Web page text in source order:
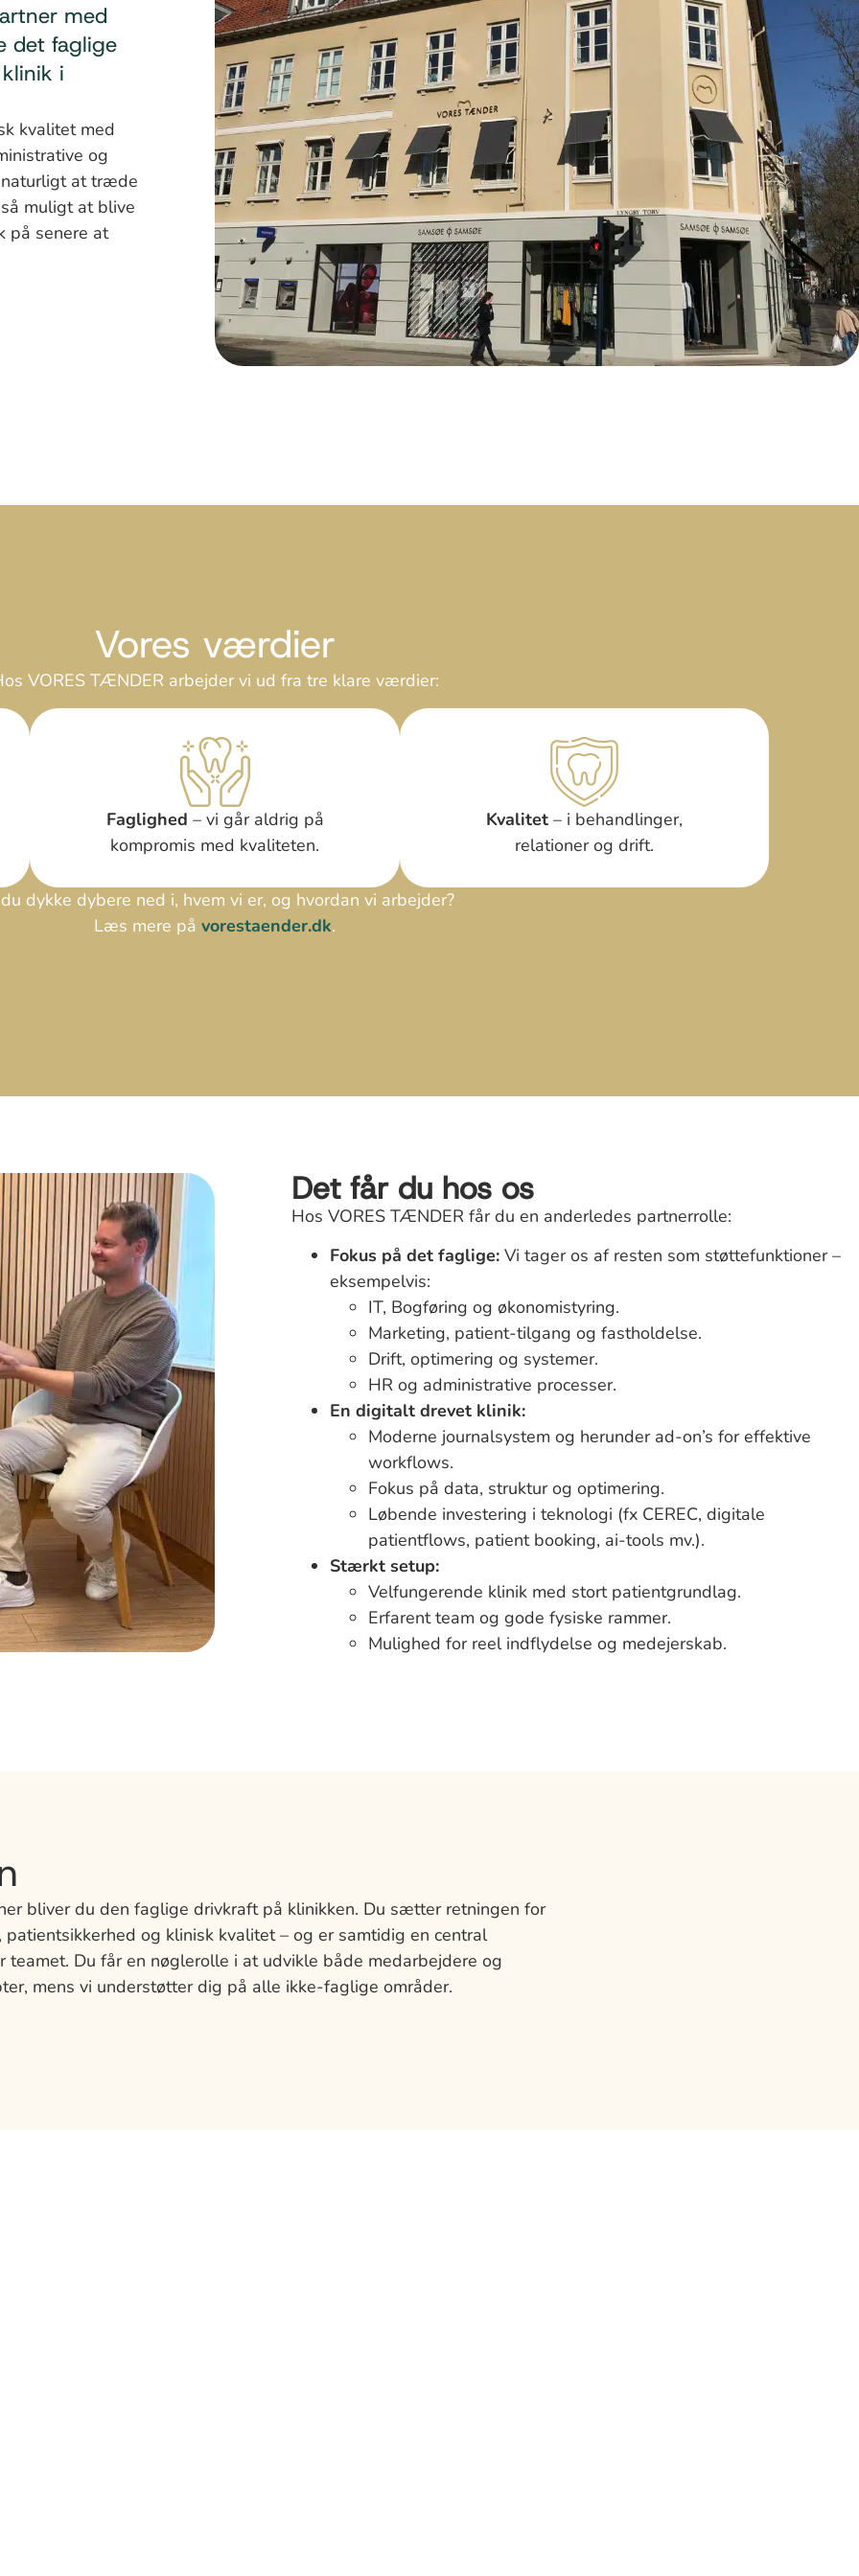
med
det faglige
i
kvalitet med
og
at træde
muligt at blive
på senere at
Vores værdier
VORES TÆNDER arbejder vi ud fra tre klare værdier:
Faglighed – vi går aldrig på
kompromis med kvaliteten.
Kvalitet– i behandlinger,
relationer og drift.
dykke dybere ned i, hvem vi er, og hvordan vi arbejder?
Læs mere på vorestaender.dk.
Det får du hos os
Hos VORES TÆNDER får du en anderledes partnerrolle:
Fokus på det faglige: Vi tager os af resten som støttefunktioner –
eksempelvis:
IT, Bogføring og økonomistyring.
Marketing, patient-tilgang og fastholdelse.
Drift, optimering og systemer.
HR og administrative processer.
En digitalt drevet klinik:
Moderne journalsystem og herunder ad-on’s for effektive
workflows.
Fokus på data, struktur og optimering.
Løbende investering i teknologi (fx CEREC, digitale
patientflows, patient booking, ai-tools mv.).
Stærkt setup:
Velfungerende klinik med stort patientgrundlag.
Erfarent team og gode fysiske rammer.
Mulighed for reel indflydelse og medejerskab.
bliver du den faglige drivkraft på klinikken. Du sætter retningen for
patientsikkerhed og klinisk kvalitet – og er samtidig en central
teamet. Du får en nøglerolle i at udvikle både medarbejdere og
mens vi understøtter dig på alle ikke-faglige områder.